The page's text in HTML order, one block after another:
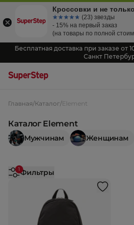
Бесплатная доставка при заказе от
Санкт
Главная/Каталог/Element
Каталог Element
Мужчинам
Женщинам
1Фильтры
Кроссовки и не только
☆☆☆☆☆
★★★★★ (23) звезды
- 15% на первый заказ
(на товары по полной